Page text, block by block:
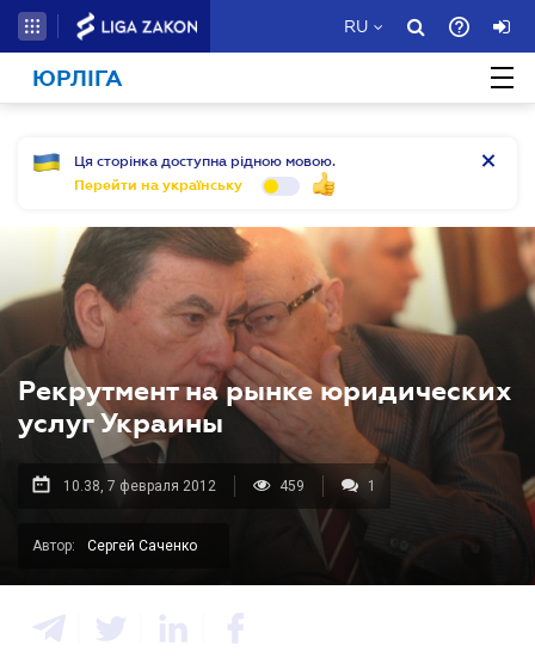
RU
ЮРЛІГА
Ця сторінка доступна рідною мовою.
Перейти на українську
Рекрутмент на рынке юридических
услуг Украины
10.38, 7 февраля 2012 459 1
Автор: Сергей Саченко